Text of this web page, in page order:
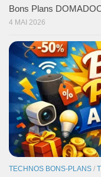
Bons Plans
4 MAI 2026
TECHNOS BONS-PLANS /